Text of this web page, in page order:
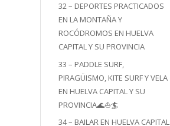
32 – DEPORTES PRACTICADOS
EN LA MONTAÑA Y
ROCÓDROMOS EN HUELVA
CAPITAL Y SU PROVINCIA
33 – PADDLE SURF,
PIRAGÜISMO, KITE SURF Y VELA
EN HUELVA CAPITAL Y SU
PROVINCIA🌊⛵🏄
34 – BAILAR EN HUELVA CAPITAL